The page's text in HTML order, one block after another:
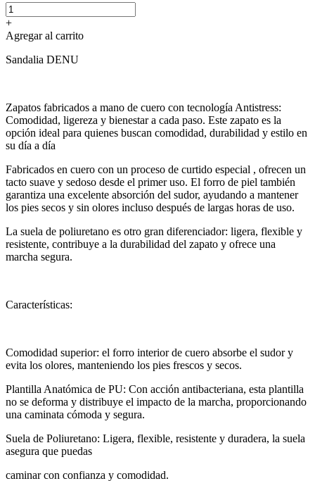
+
Agregar al carrito
Sandalia DENU
Zapatos fabricados a mano de cuero con tecnología Antistress:
Comodidad, ligereza y bienestar a cada paso. Este zapato es la
opción ideal para quienes buscan comodidad, durabilidad y estilo en
su día a día
Fabricados en cuero con un proceso de curtido especial , ofrecen un
tacto suave y sedoso desde el primer uso. El forro de piel también
garantiza una excelente absorción del sudor, ayudando a mantener
los pies secos y sin olores incluso después de largas horas de uso.
La suela de poliuretano es otro gran diferenciador: ligera, flexible y
resistente, contribuye a la durabilidad del zapato y ofrece una
marcha segura.
Características:
Comodidad superior: el forro interior de cuero absorbe el sudor y
evita los olores, manteniendo los pies frescos y secos.
Plantilla Anatómica de PU: Con acción antibacteriana, esta plantilla
no se deforma y distribuye el impacto de la marcha, proporcionando
una caminata cómoda y segura.
Suela de Poliuretano: Ligera, flexible, resistente y duradera, la suela
asegura que puedas
caminar con confianza y comodidad.